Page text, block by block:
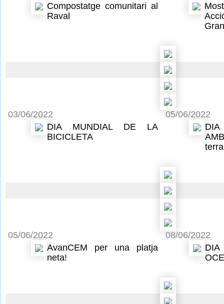
Compostatge comunitari al
Raval
03/06/2022
DIA MUNDIAL DE LA
BICICLETA
05/06/2022
DIA
terra
05/06/2022
AvanCEM per una platja
neta!
08/06/2022